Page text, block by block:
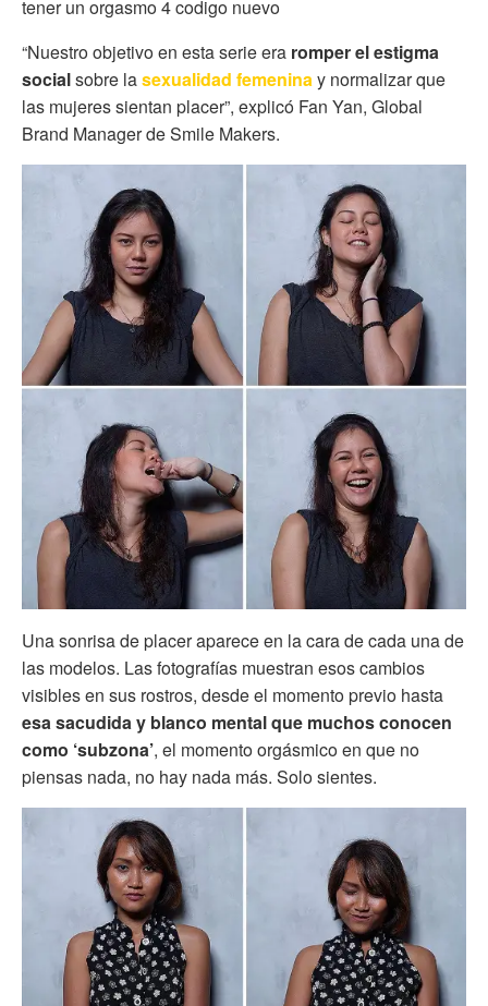
tener un orgasmo 4 codigo nuevo
“Nuestro objetivo en esta serie era romper el estigma
socialsobre lasexualidad femeninay normalizar que
las mujeres sientan placer”, explicó Fan Yan, Global
Brand Manager de Smile Makers.
Una sonrisa de placer aparece en la cara de cada una de
las modelos. Las fotografías muestran esos cambios
visibles en sus rostros, desde el momento previo hasta
esa sacudida y blanco mentalque muchos conocen
como ‘subzona’, el momento orgásmico en que no
piensas nada, no hay nada más. Solo sientes.